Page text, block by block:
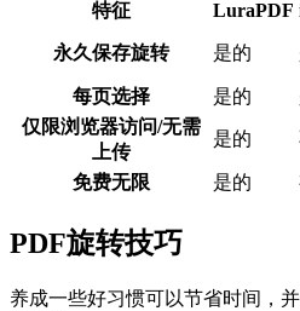
特征 LuraPDF
永久保存旋转 是的
每页选择
是的
仅限浏览器访问/无需
上传
是的
免费无限 是的
PDF旋转技巧
养成一些好习惯可以节省时间，